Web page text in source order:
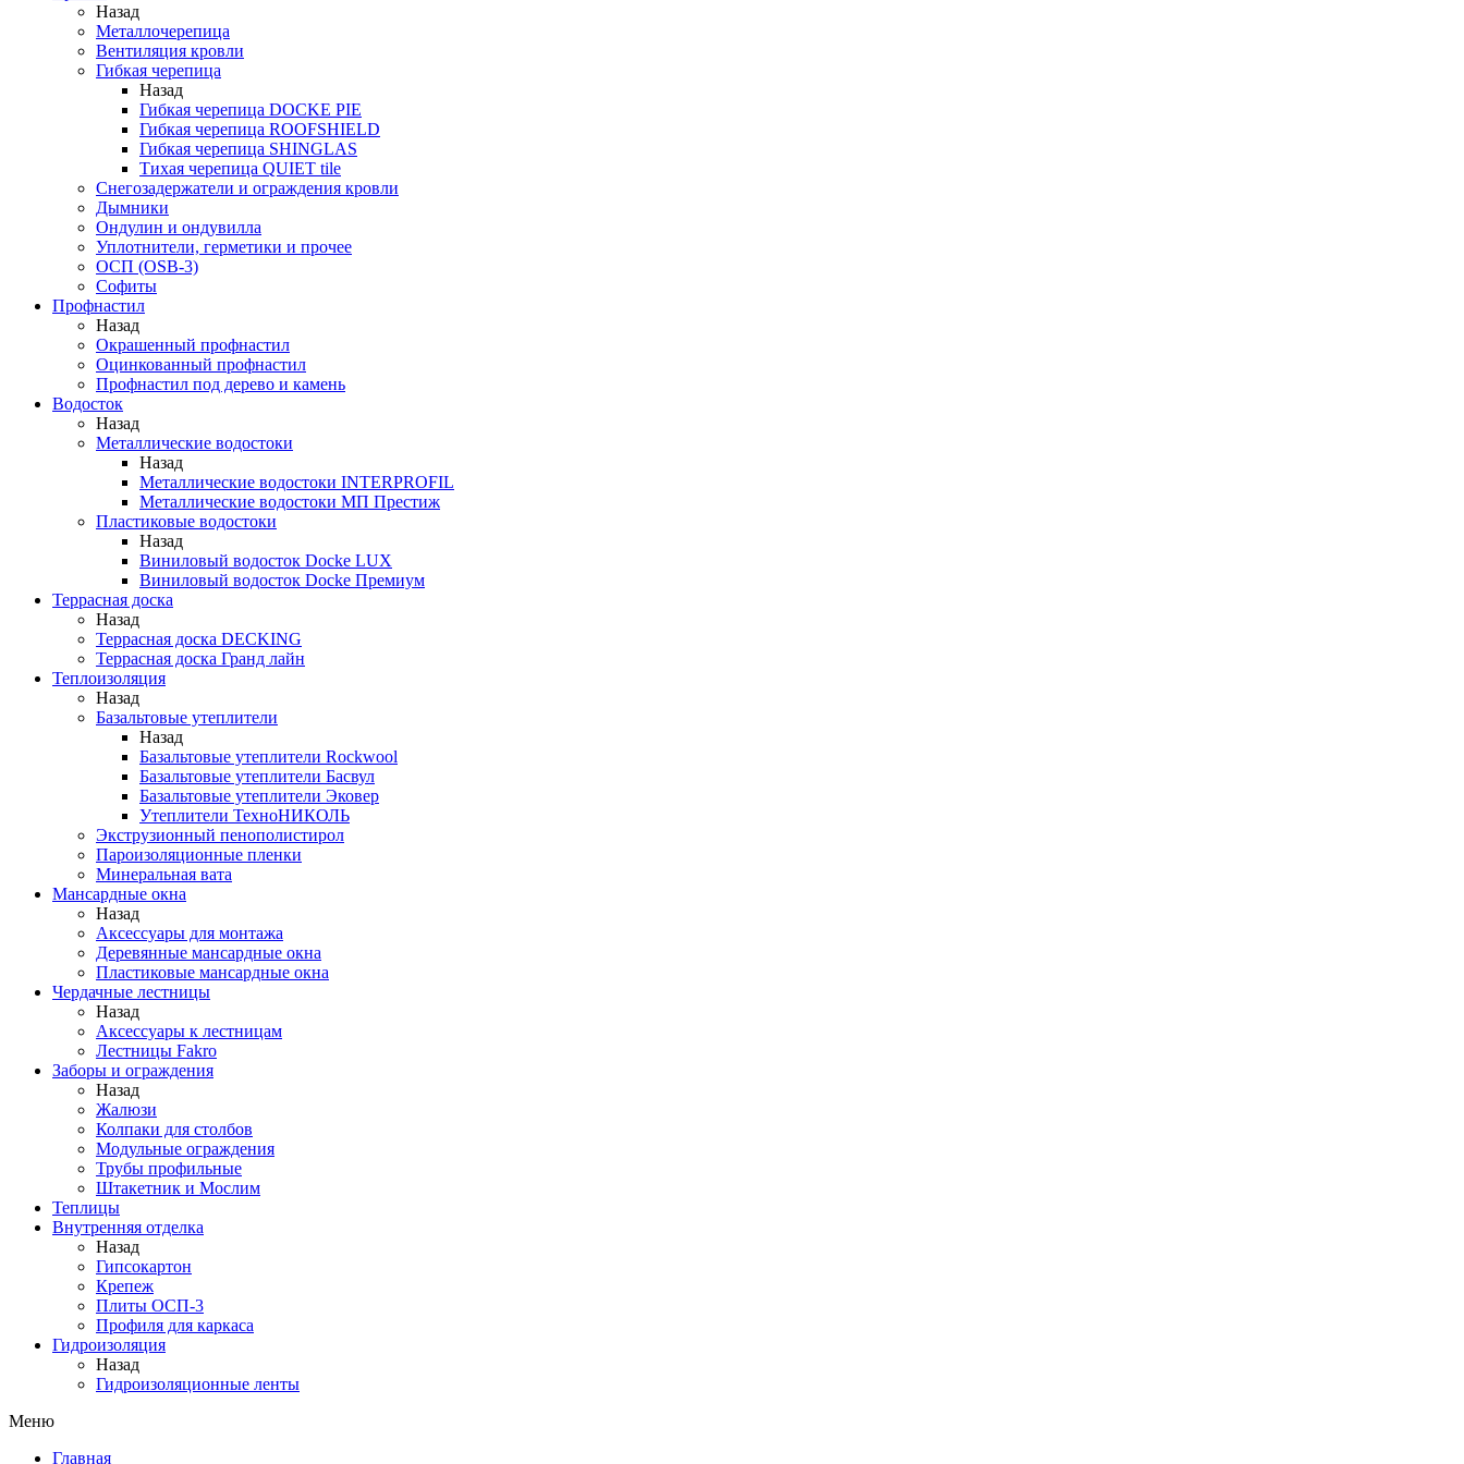
Назад
Металлочерепица
Вентиляция кровли
Гибкая черепица
Назад
Гибкая черепица DOCKE PIE
Гибкая черепица ROOFSHIELD
Гибкая черепица SHINGLAS
Тихая черепица QUIET tile
Снегозадержатели и ограждения кровли
Дымники
Ондулин и ондувилла
Уплотнители, герметики и прочее
ОСП (OSB-3)
Софиты
Профнастил
Назад
Окрашенный профнастил
Оцинкованный профнастил
Профнастил под дерево и камень
Водосток
Назад
Металлические водостоки
Назад
Металлические водостоки INTERPROFIL
Металлические водостоки МП Престиж
Пластиковые водостоки
Назад
Виниловый водосток Docke LUX
Виниловый водосток Docke Премиум
Террасная доска
Назад
Террасная доска DECKING
Террасная доска Гранд лайн
Теплоизоляция
Назад
Базальтовые утеплители
Назад
Базальтовые утеплители Rockwool
Базальтовые утеплители Басвул
Базальтовые утеплители Эковер
Утеплители ТехноНИКОЛЬ
Экструзионный пенополистирол
Пароизоляционные пленки
Минеральная вата
Мансардные окна
Назад
Аксессуары для монтажа
Деревянные мансардные окна
Пластиковые мансардные окна
Чердачные лестницы
Назад
Аксессуары к лестницам
Лестницы Fakro
Заборы и ограждения
Назад
Жалюзи
Колпаки для столбов
Модульные ограждения
Трубы профильные
Штакетник и Мослим
Теплицы
Внутренняя отделка
Назад
Гипсокартон
Крепеж
Плиты ОСП-3
Профиля для каркаса
Гидроизоляция
Назад
Гидроизоляционные ленты
Меню
Главная